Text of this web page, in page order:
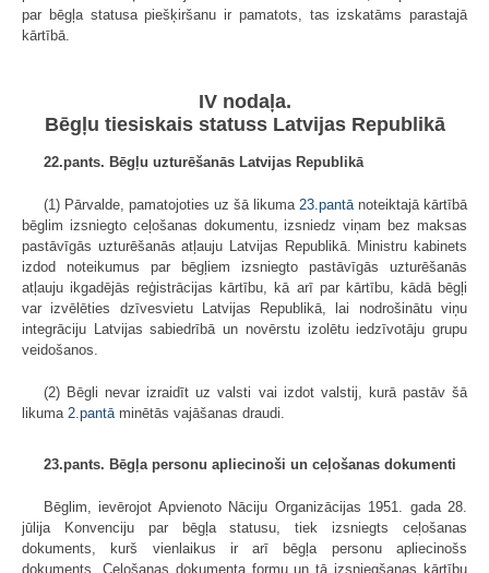
par bēgļa statusa piešķiršanu ir pamatots, tas izskatāms parastajā
kārtībā.
IV nodaļa.
Bēgļu tiesiskais statuss Latvijas Republikā
22.pants. Bēgļu uzturēšanās Latvijas Republikā
(1) Pārvalde, pamatojoties uz šā likuma 23.pantā noteiktajā kārtībā
bēglim izsniegto ceļošanas dokumentu, izsniedz viņam bez maksas
pastāvīgās uzturēšanās atļauju Latvijas Republikā. Ministru kabinets
izdod noteikumus par bēgļiem izsniegto pastāvīgās uzturēšanās
atļauju ikgadējās reģistrācijas kārtību, kā arī par kārtību, kādā bēgļi
var izvēlēties dzīvesvietu Latvijas Republikā, lai nodrošinātu viņu
integrāciju Latvijas sabiedrībā un novērstu izolētu iedzīvotāju grupu
veidošanos.
(2) Bēgli nevar izraidīt uz valsti vai izdot valstij, kurā pastāv šā
likuma 2.pantā minētās vajāšanas draudi.
23.pants. Bēgļa personu apliecinoši un ceļošanas dokumenti
Bēglim, ievērojot Apvienoto Nāciju Organizācijas 1951. gada 28.
jūlija Konvenciju par bēgļa statusu, tiek izsniegts ceļošanas
dokuments, kurš vienlaikus ir arī bēgļa personu apliecinošs
dokuments. Ceļošanas dokumenta formu un tā izsniegšanas kārtību